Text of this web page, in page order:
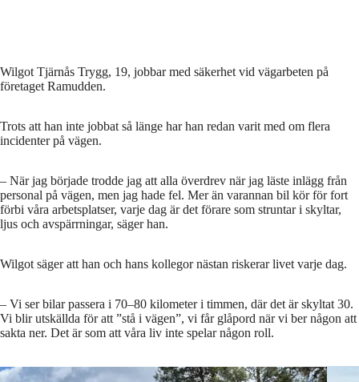
Wilgot Tjärnås Trygg, 19, jobbar med säkerhet vid vägarbeten på
företaget Ramudden.
Trots att han inte jobbat så länge har han redan varit med om flera
incidenter på vägen.
– När jag började trodde jag att alla överdrev när jag läste inlägg från
personal på vägen, men jag hade fel. Mer än varannan bil kör för fort
förbi våra arbetsplatser, varje dag är det förare som struntar i skyltar,
ljus och avspärrningar, säger han.
Wilgot säger att han och hans kollegor nästan riskerar livet varje dag.
– Vi ser bilar passera i 70–80 kilometer i timmen, där det är skyltat 30.
Vi blir utskällda för att ”stå i vägen”, vi får glåpord när vi ber någon att
sakta ner. Det är som att våra liv inte spelar någon roll.
Wilgot Tjärnås Trygg kör i bland lotsbil på jobbet.Foto: Privat För